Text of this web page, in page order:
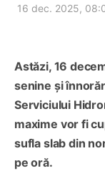
16 dec. 2025,
Astăzi, 16
senine și
Serviciului
maxime vor fi
sufla slab din
pe oră.